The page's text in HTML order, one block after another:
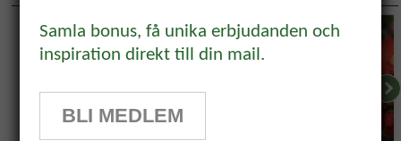
UTVALT
rabatt!
få 10% rabatt på ett köp* Tips,
Samla bonus, få unika erbjudanden och
inspiration direkt till din mail.
BLI MEDLEM